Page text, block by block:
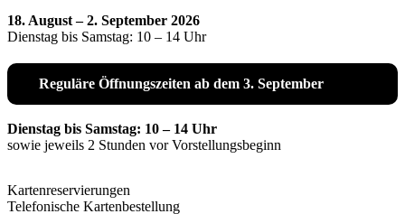
18. August – 2. September 2026
Dienstag bis Samstag: 10 – 14 Uhr
Reguläre Öffnungszeiten ab dem 3. September
Dienstag bis Samstag: 10 – 14 Uhr
sowie jeweils 2 Stunden vor Vorstellungsbeginn
Kartenreservierungen
Telefonische Kartenbestellung